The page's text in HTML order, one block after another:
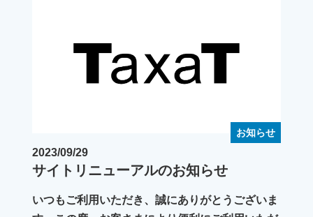
2023/09/29
サイトリニューアルのお知らせ
いつもご利用いただき、誠にありがとうございま
お知らせ